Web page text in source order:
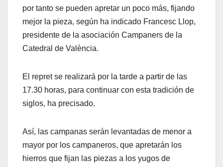
por tanto se pueden apretar un poco más, fijando
mejor la pieza, según ha indicado Francesc Llop,
presidente de la asociación Campaners de la
Catedral de València.
El repret se realizará por la tarde a partir de las
17.30 horas, para continuar con esta tradición de
siglos, ha precisado.
Así, las campanas serán levantadas de menor a
mayor por los campaneros, que apretarán los
hierros que fijan las piezas a los yugos de